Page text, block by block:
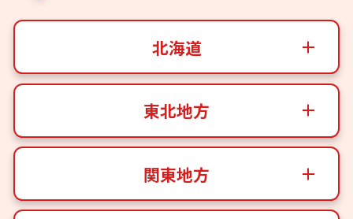
北海道
東北地方
関東地方